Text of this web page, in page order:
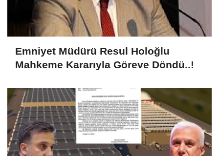
Emniyet Müdürü Resul Holoğlu
Mahkeme Kararıyla Göreve Döndü..!